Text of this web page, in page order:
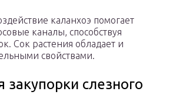
каланхоэ помогает
каналы, способствуя
Сок растения обладает и
свойствами.
слезного